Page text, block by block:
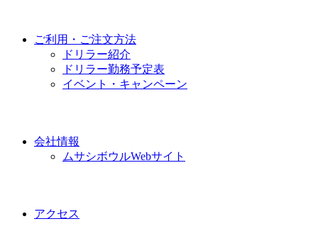
ご利用・ご注文方法
ドリラー紹介
ドリラー勤務予定表
イベント・キャンペーン
会社情報
ムサシボウルWebサイト
アクセス